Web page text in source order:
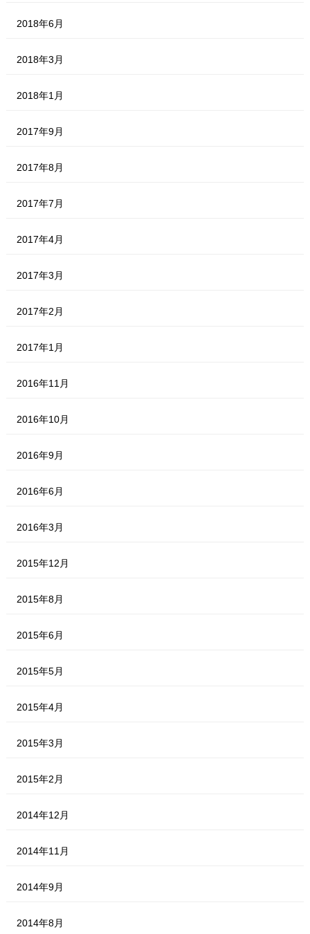
2018年6月
2018年3月
2018年1月
2017年9月
2017年8月
2017年7月
2017年4月
2017年3月
2017年2月
2017年1月
2016年11月
2016年10月
2016年9月
2016年6月
2016年3月
2015年12月
2015年8月
2015年6月
2015年5月
2015年4月
2015年3月
2015年2月
2014年12月
2014年11月
2014年9月
2014年8月